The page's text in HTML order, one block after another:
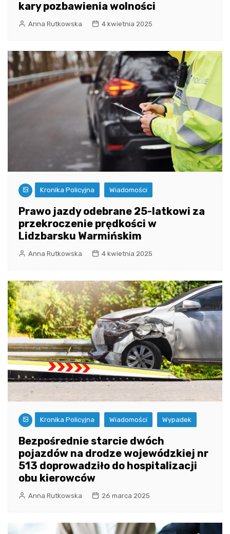
kary pozbawienia wolności
Anna Rutkowska 4 kwietnia 2025
Kronika Policyjna Wiadomości
Prawo jazdy odebrane 25-latkowi za
przekroczenie prędkości w
Lidzbarsku Warmińskim
Anna Rutkowska 4 kwietnia 2025
Kronika Policyjna Wiadomości Wypadek
Bezpośrednie starcie dwóch
pojazdów na drodze wojewódzkiej nr
513 doprowadziło do hospitalizacji
obu kierowców
Anna Rutkowska 26 marca 2025